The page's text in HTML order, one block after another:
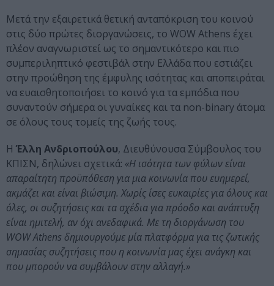
Μετά την εξαιρετικά θετική ανταπόκριση του κοινού
στις δύο πρώτες διοργανώσεις, το WOW Athens έχει
πλέον αναγνωριστεί ως το σημαντικότερο και πιο
συμπεριληπτικό φεστιβάλ στην Ελλάδα που εστιάζει
στην προώθηση της έμφυλης ισότητας και αποπειράται
να ευαισθητοποιήσει το κοινό για τα εμπόδια που
συναντούν σήμερα οι γυναίκες και τα non-binary άτομα
σε όλους τους τομείς της ζωής τους.
Η Έλλη Ανδριοπούλου, Διευθύνουσα Σύμβουλος του
ΚΠΙΣΝ, δηλώνει σχετικά: «H ισότητα των φύλων είναι
απαραίτητη προϋπόθεση για μια κοινωνία που ευημερεί,
ακμάζει και είναι βιώσιμη. Χωρίς ίσες ευκαιρίες για όλους και
όλες, οι συζητήσεις και τα σχέδια για πρόοδο και ανάπτυξη
είναι ημιτελή, αν όχι ανεδαφικά. Με τη διοργάνωση του
WOW Athens δημιουργούμε μία πλατφόρμα για τις ζωτικής
σημασίας συζητήσεις που η κοινωνία μας έχει ανάγκη και
που μπορούν να συμβάλουν στην αλλαγή.»